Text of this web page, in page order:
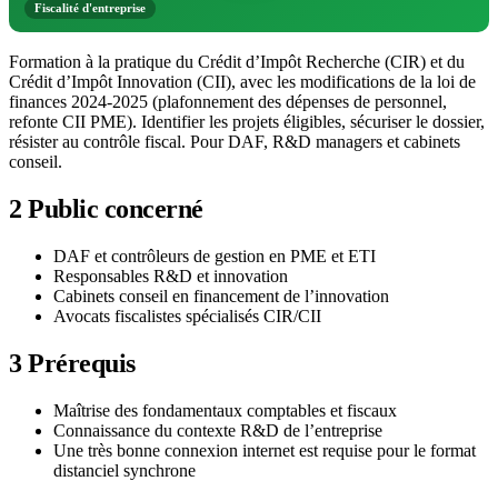
Fiscalité d'entreprise
Formation à la pratique du Crédit d’Impôt Recherche (CIR) et du
Crédit d’Impôt Innovation (CII), avec les modifications de la loi de
finances 2024-2025 (plafonnement des dépenses de personnel,
refonte CII PME). Identifier les projets éligibles, sécuriser le dossier,
résister au contrôle fiscal. Pour DAF, R&D managers et cabinets
conseil.
2 Public concerné
DAF et contrôleurs de gestion en PME et ETI
Responsables R&D et innovation
Cabinets conseil en financement de l’innovation
Avocats fiscalistes spécialisés CIR/CII
3Prérequis
Maîtrise des fondamentaux comptables et fiscaux
Connaissance du contexte R&D de l’entreprise
Une très bonne connexion internet est requise pour le format
distanciel synchrone